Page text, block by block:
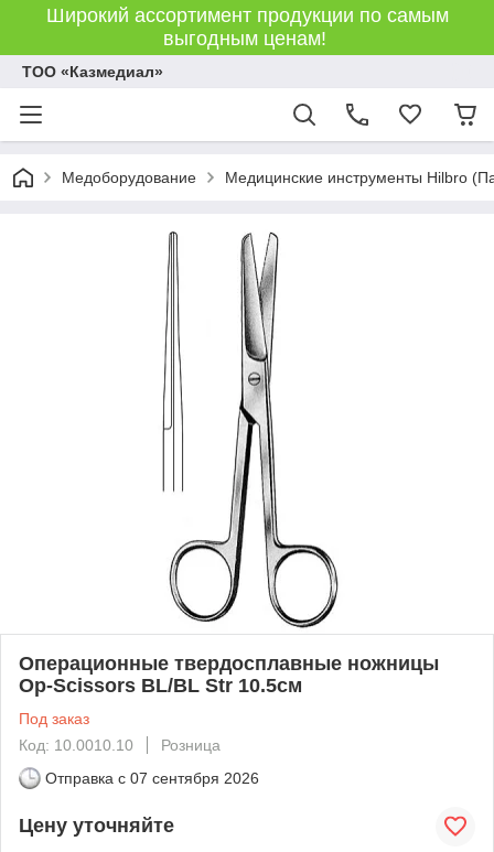
Широкий ассортимент продукции по самым
выгодным ценам!
ТОО «Казмедиал»
Медоборудование Медицинские инструменты Hilbro
Операционные твердосплавные ножницы
Op-Scissors BL/BL Str 10.5см
Под заказ
Код: 10.0010.10
Розница
Отправка с 07 сентября 2026
Цену уточняйте